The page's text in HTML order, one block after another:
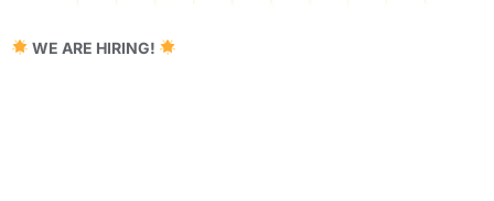
WE ARE HIRING!